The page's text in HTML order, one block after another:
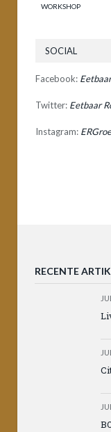
WORKSHOP
SOCIAL
Facebook:
Twitter: Eetbaar
Instagram:
RECENTE